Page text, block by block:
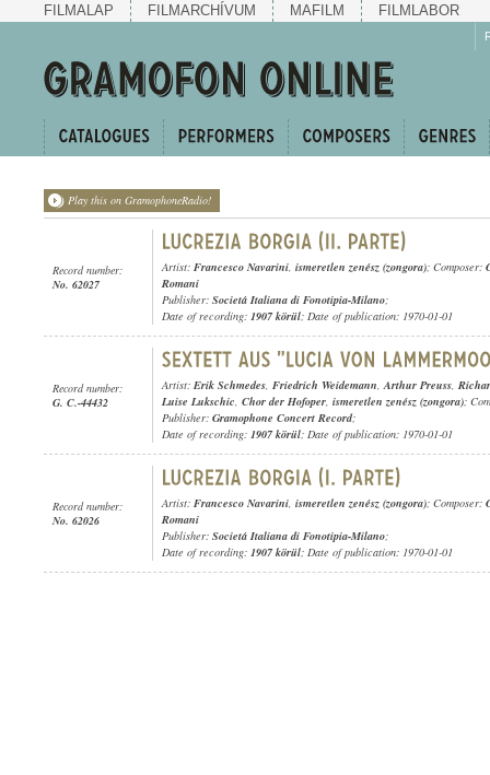
FILMALAP FILMARCHÍVUM MAFILM FILMLABOR
Play this on GramophoneRadio!
Record number:
No. 62027
Artist: Francesco Navarini, ismeretlen zenész (zongora); Composer:
Romani
Publisher: Societá Italiana di Fonotipia-Milano;
Date of recording: 1907 körül; Date of publication: 1970-01-01
Record number:
G. C.-44432
Artist: Erik Schmedes, Friedrich Weidemann,Arthur Preuss,
Luise Lukschic, Chor der Hofoper, ismeretlen zenész (zongora);
Publisher: Gramophone Concert Record;
Date of recording: 1907 körül; Date of publication: 1970-01-01
Record number:
No. 62026
Artist: Francesco Navarini, ismeretlen zenész (zongora); Composer:
Romani
Publisher: Societá Italiana di Fonotipia-Milano;
Date of recording: 1907 körül; Date of publication: 1970-01-01